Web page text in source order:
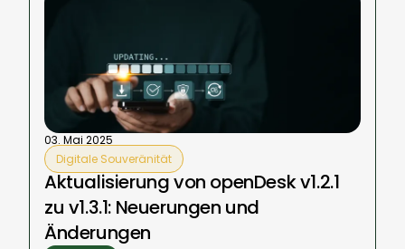
03. Mai 2025
Digitale Souveränität
Aktualisierung von openDesk v1.2.1
zu v1.3.1: Neuerungen und
Änderungen